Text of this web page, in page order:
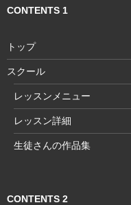
CONTENTS 1
トップ
スクール
レッスンメニュー
レッスン詳細
生徒さんの作品集
CONTENTS 2